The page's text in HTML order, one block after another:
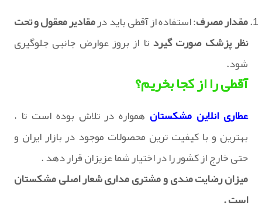
مقدار مصرف: استفاده از آقطی باید درمقادیر معقول و تحت
نظر پزشک صورت گیردتا از بروز عوارض جانبی جلوگیری
شود.
آقطی را از کجا بخریم؟
عطاری انلاین مشکستان همواره در تلاش بوده است تا ،
بهترین و با کیفیت ترین محصولات موجود در بازار ایران و
حتی خارج از کشور را در اختیار شما عزیزان قرار دهد .
میزان رضایت مندی و مشتری مداری شعار اصلی مشکستان
است .